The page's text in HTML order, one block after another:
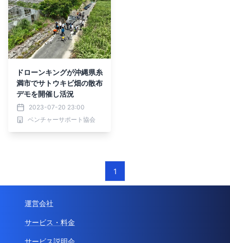
ドローンキングが沖縄県糸
満市でサトウキビ畑の散布
デモを開催し活況
2023-07-20 23:00
ベンチャーサポート協会
1
運営会社
サービス・料金
サービス説明会